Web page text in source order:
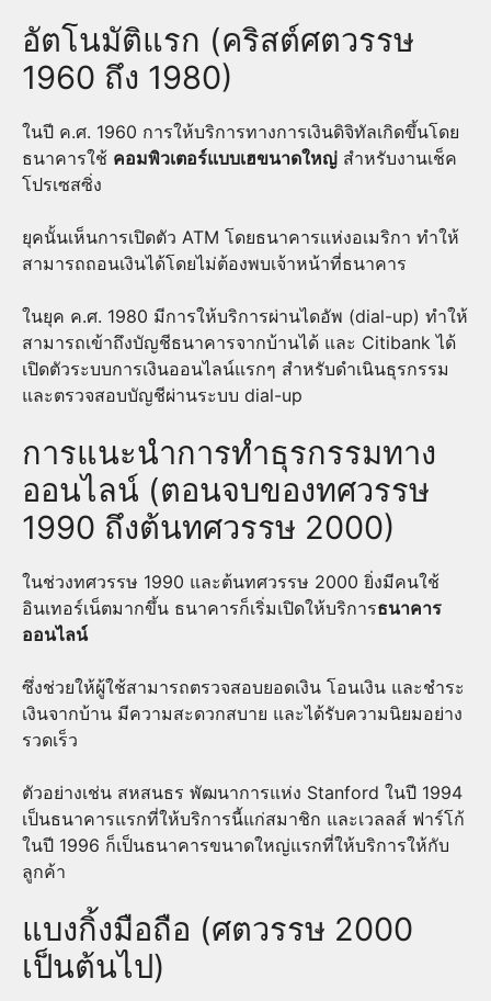
อัตโนมัติแรก (คริสต์ศตวรรษ
1960 ถึง 1980)
ในปี ค.ศ. 1960 การให้บริการทางการเงินดิจิทัลเกิดขึ้นโดย
ธนาคารใช้ คอมพิวเตอร์แบบเฮขนาดใหญ่ สำหรับงานเช็ค
โปรเซสซิ่ง
ยุคนั้นเห็นการเปิดตัว ATM โดยธนาคารแห่งอเมริกา ทำให้
สามารถถอนเงินได้โดยไม่ต้องพบเจ้าหน้าที่ธนาคาร
ในยุค ค.ศ. 1980 มีการให้บริการผ่านไดอัพ (dial-up) ทำให้
สามารถเข้าถึงบัญชีธนาคารจากบ้านได้ และ Citibank ได้
เปิดตัวระบบการเงินออนไลน์แรกๆ สำหรับดำเนินธุรกรรม
และตรวจสอบบัญชีผ่านระบบ dial-up
การแนะนำการทำธุรกรรมทาง
ออนไลน์ (ตอนจบของทศวรรษ
1990 ถึงต้นทศวรรษ 2000)
ในช่วงทศวรรษ 1990 และต้นทศวรรษ 2000 ยิ่งมีคนใช้
อินเทอร์เน็ตมากขึ้น ธนาคารก็เริ่มเปิดให้บริการธนาคาร
ออนไลน์
ซึ่งช่วยให้ผู้ใช้สามารถตรวจสอบยอดเงิน โอนเงิน และชำระ
เงินจากบ้าน มีความสะดวกสบาย และได้รับความนิยมอย่าง
รวดเร็ว
ตัวอย่างเช่น สหสนธร พัฒนาการแห่ง Stanford ในปี 1994
เป็นธนาคารแรกที่ให้บริการนี้แก่สมาชิก และเวลลส์ ฟาร์โก้
ในปี 1996 ก็เป็นธนาคารขนาดใหญ่แรกที่ให้บริการให้กับ
ลูกค้า
แบงกิ้งมือถือ (ศตวรรษ 2000
เป็นต้นไป)